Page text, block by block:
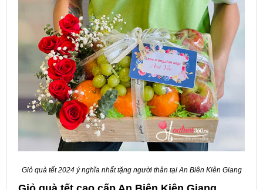
Giỏ quà tết 2024 ý nghĩa nhất tặng người thân tại An Biên Kiên Giang